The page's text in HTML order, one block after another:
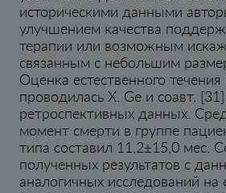
историческими данными
улучшением качества
терапии или возможным
связанным с небольшим
Оценка естественного
проводилась X. Ge и соавт.
ретроспективных данных.
момент смерти в группе
типа составил 11,2±15,0 мес.
полученных результатов с
аналогичных исследований на